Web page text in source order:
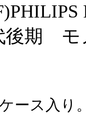
後期 モ
ース入り